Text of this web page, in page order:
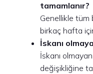
tamamlanır?
Genellikle tüm
birkaç hafta
İskanı
İskanı
değişikliğine